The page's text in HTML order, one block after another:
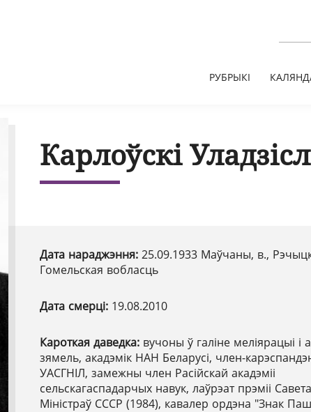
РУБРЫКІ
Карлоўскі
Дата нараджэння: 25.09.1933 Маўчаны, в.,
Гомельская вобласць
Дата смерці: 19.08.2010
Кароткая даведка: вучоны ў галіне меліярацыі і
зямель, акадэмік НАН Беларусі, член-
УАСГНІЛ, замежны член Расійскай акадэміі
сельскагаспадарчых навук, лаўрэат прэміі Савета
Міністраў СССР (1984), кавалер ордэна "Знак